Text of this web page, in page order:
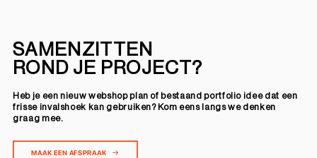
SAMENZITTEN
ROND JE PROJECT?
Heb je een nieuw webshop plan of bestaand portfolio idee dat een
frisse invalshoek kan gebruiken? Kom eens langs we denken
graag mee.
MAAK EEN AFSPRAAK